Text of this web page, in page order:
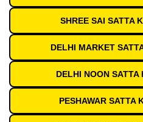
SHREE SAI SATTA
DELHI MARKET
DELHI NOON
PESHAWAR SATTA